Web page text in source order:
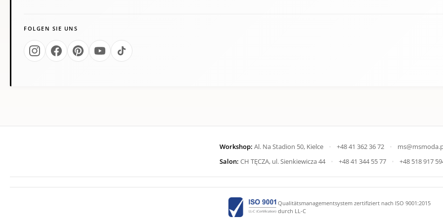
FOLGEN SIE UNS
Workshop: Al. Na Stadion 50, Kielce • +48 41 362 36 72 •
Salon: CH TĘCZA, ul. Sienkiewicza 44 • +48 41 344 55 77 • +48 518 917
Qualitätsmanagementsystem zertifiziert nach ISO 9001:2015
durch LL-C